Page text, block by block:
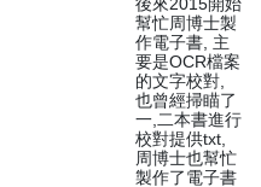
幫忙周博士製
作電子書, 主
要是OCR檔案
的文字校對,
也曾經掃瞄了
一,二本書進行
校對提供txt,
周博士也幫忙
製作了電子書